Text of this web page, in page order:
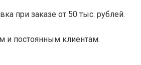
при заказе от 50 тыс. рублей.
и постоянным клиентам.